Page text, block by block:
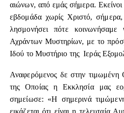
αιώνων, από εμάς σήμερα.
εβδομάδα χωρίς Χριστό,
λησμονήσει πότε
Αχράντων Μυστηρίων, με το
Ιδού το Μυστήριο της Ιεράς
Αναφερόμενος δε στην
της Οποίας η Εκκλησία μας
σημείωσε: «Η σημερινά
εικάζεται ότι είναι η τελευταία